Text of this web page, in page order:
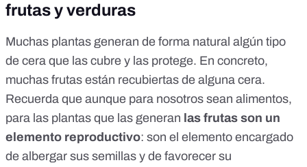
frutas y verduras
Muchas plantas generan de forma natural algún tipo
de cera que las cubre y las protege. En concreto,
muchas frutas están recubiertas de alguna cera.
Recuerda que aunque para nosotros sean alimentos,
para las plantas que las generan las frutas son un
elemento reproductivo: son el elemento encargado
de albergar sus semillas y de favorecer su